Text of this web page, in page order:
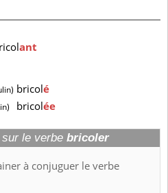
ant
bricolé
bricolée
le verbe bricoler
à conjuguer le verbe